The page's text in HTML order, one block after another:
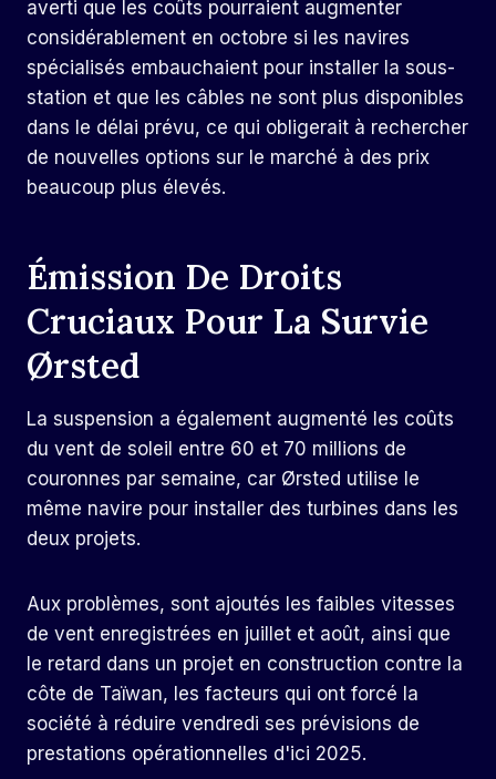
averti que les coûts pourraient augmenter
considérablement en octobre si les navires
spécialisés embauchaient pour installer la sous-
station et que les câbles ne sont plus disponibles
dans le délai prévu, ce qui obligerait à rechercher
de nouvelles options sur le marché à des prix
beaucoup plus élevés.
Émission De Droits
Cruciaux Pour La Survie
Ørsted
La suspension a également augmenté les coûts
du vent de soleil entre 60 et 70 millions de
couronnes par semaine, car Ørsted utilise le
même navire pour installer des turbines dans les
deux projets.
Aux problèmes, sont ajoutés les faibles vitesses
de vent enregistrées en juillet et août, ainsi que
le retard dans un projet en construction contre la
côte de Taïwan, les facteurs qui ont forcé la
société à réduire vendredi ses prévisions de
prestations opérationnelles d'ici 2025.